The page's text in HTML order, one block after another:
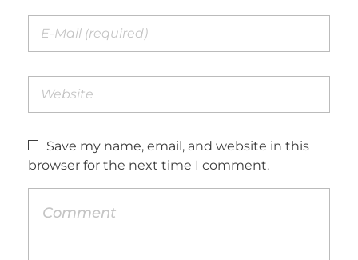
Save my name, email, and website in this
browser for the next time I comment.